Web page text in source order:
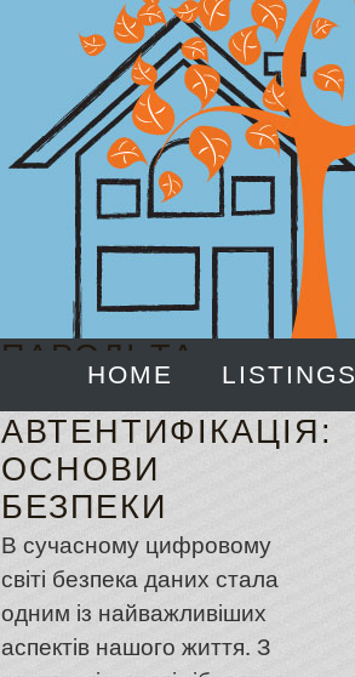
HOME LISTINGS
ПАРОЛІ ТА
ДВОФАКТОРНА
АВТЕНТИФІКАЦІЯ:
ОСНОВИ
БЕЗПЕКИ
В сучасному цифровому
світі безпека даних стала
одним із найважливіших
аспектів нашого життя. З